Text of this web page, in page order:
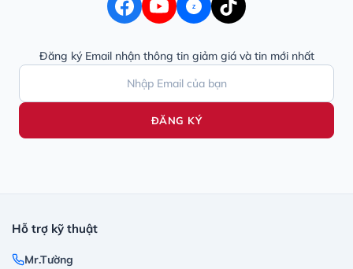
Z
Đăng ký Email nhận thông tin giảm giá và tin mới nhất
ĐĂNG KÝ
Hỗ trợ kỹ thuật
Mr.Tường